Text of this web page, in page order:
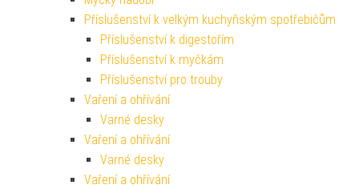
Příslušenství k velkým kuchyňským spotřebičům
Příslušenství k digestořím
Příslušenství k myčkám
Příslušenství pro trouby
Vaření a ohřívání
Varné desky
Vaření a ohřívání
Varné desky
Vaření a ohřívání